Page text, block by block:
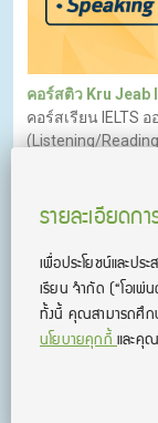
คอร์สติว Kru Jeab
คอร์สเรียน IELTS
(Listening/
รายละเอียดก
เพื่อประโยชน์และปร
เรียน จํากัด (“โอเ
ทั้งนี้ คุณสามารถศึก
นโยบายคุกกี้และคุ